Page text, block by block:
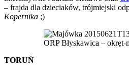
– frajda dla dzieciaków, trójmiejski
Kopernika ;)
ORP Błyskawica – okręt-
TORUŃ